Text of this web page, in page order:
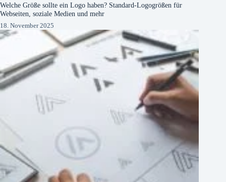
Welche Größe sollte ein Logo haben? Standard-Logogrößen für
Webseiten, soziale Medien und mehr
18. November 2025